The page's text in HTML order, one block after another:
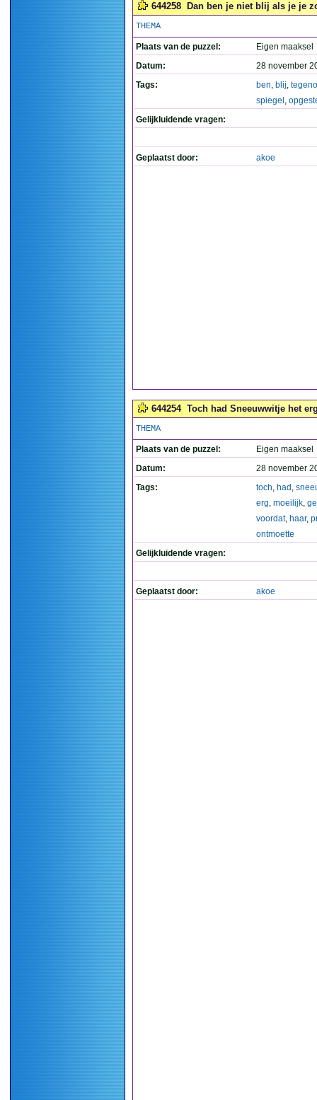
644258 Dan ben je niet blij als je je
THEMA
Plaats van de puzzel:
Eigen maaksel
Datum:
28 november
Tags:
ben, blij,
spiegel ,
Gelijkluidende vragen:
Geplaatst door: akoe
644254 Toch had Sneeuwwitje het
THEMA
Plaats van de puzzel:
Eigen maaksel
Datum:
28 november
Tags:
toch, had ,
erg, moeilijk,
voordat, haar,
ontmoette
Gelijkluidende vragen:
Geplaatst door: akoe